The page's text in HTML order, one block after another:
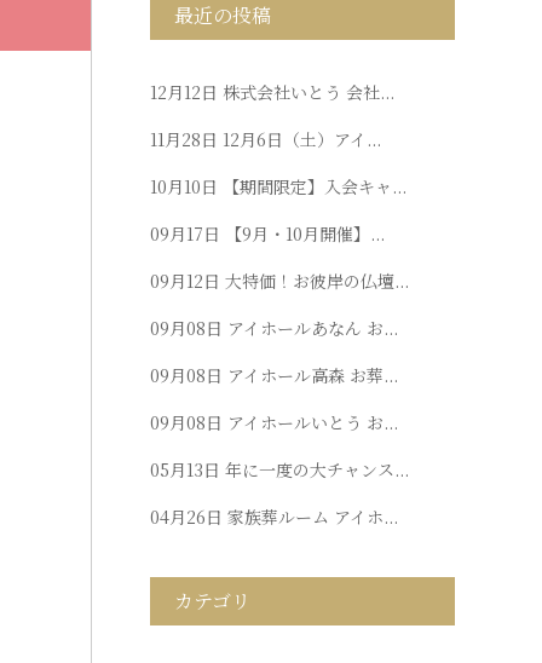
最近の投稿
12月12日 株式会社いとう 会社...
11月28日 12月6日（土）アイ...
10月10日 【期間限定】入会キャ...
09月17日 【9月・10月開催】...
09月12日 大特価！お彼岸の仏壇...
09月08日 アイホールあなん お...
09月08日 アイホール高森 お葬...
09月08日 アイホールいとう お...
05月13日 年に一度の大チャンス...
04月26日 家族葬ルーム アイホ...
カテゴリ